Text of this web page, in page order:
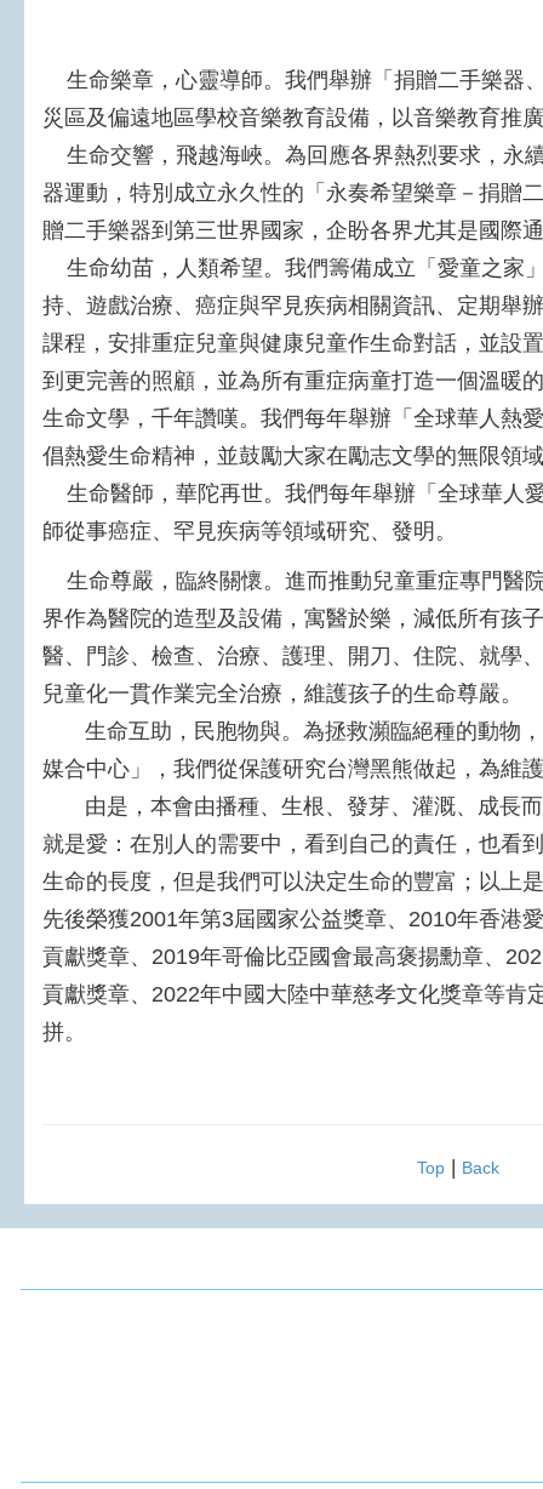
生命樂章，心靈導師。我們舉辦「捐贈二手樂器
災區及偏遠地區學校音樂教育設備，以音樂教育推
生命交響，飛越海峽。為回應各界熱烈要求，永
器運動，特別成立永久性的「永奏希望樂章－捐贈
贈二手樂器到第三世界國家，企盼各界尤其是國際
生命幼苗，人類希望。我們籌備成立「愛童之家
持、遊戲治療、癌症與罕見疾病相關資訊、定期舉
課程，安排重症兒童與健康兒童作生命對話，並設
到更完善的照顧，並為所有重症病童打造一個溫暖
生命文學，千年讚嘆。我們每年舉辦「全球華人熱
倡熱愛生命精神，並鼓勵大家在勵志文學的無限領
生命醫師，華陀再世。我們每年舉辦「全球華人
師從事癌症、罕見疾病等領域研究、發明。
生命尊嚴，臨終關懷。進而推動兒童重症專門醫
界作為醫院的造型及設備，寓醫於樂，減低所有孩
醫、門診、檢查、治療、護理、開刀、住院、就學
兒童化一貫作業完全治療，維護孩子的生命尊嚴。
生命互助，民胞物與。為拯救瀕臨絕種的動物，
媒合中心」，我們從保護研究台灣黑熊做起，為維
由是，本會由播種、生根、發芽、灌溉、成長而
就是愛：在別人的需要中，看到自己的責任，也看
生命的長度，但是我們可以決定生命的豐富；以上
先後榮獲2001年第3屆國家公益獎章、 2010年香港
貢獻獎章、 2019年哥倫比亞國會最高褒揚勳章、
貢獻獎章、 2022年中國大陸中華慈孝文化獎章等肯
拼。
Top| Back